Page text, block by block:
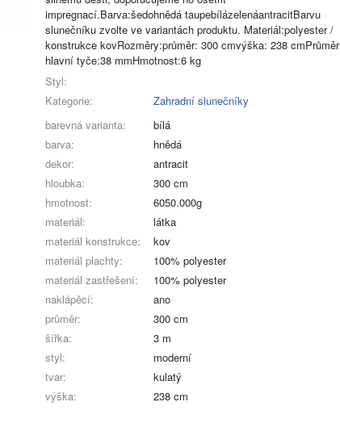
impregnací.Barva:šedohnědá taupebílázelenáantracitBarvu
slunečníku zvolte ve variantách produktu. Materiál:polyester /
konstrukce kovRozměry:průměr: 300 cmvýška: 238 cmPrůměr
hlavní tyče:38 mmHmotnost:6 kg
Styl:
Kategorie:
Zahradní slunečníky
barevná varianta:
bílá
barva:
hnědá
dekor:
antracit
hloubka:
300 cm
hmotnost:
6050.000g
materiál:
látka
materiál konstrukce:
kov
materiál plachty:
100% polyester
materiál zastřešení:
100% polyester
naklápěcí:
ano
průměr:
300 cm
šířka:
3 m
styl:
moderní
tvar:
kulatý
výška:
238 cm